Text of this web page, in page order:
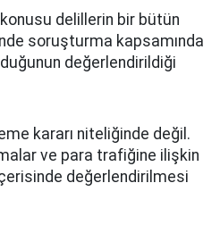
konusu delillerin bir bütün
soruşturma kapsamında
değerlendirildiği
kararı niteliğinde değil.
ve para trafiğine ilişkin
değerlendirilmesi